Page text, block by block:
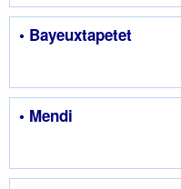
• Bayeuxtapetet
• Mendi